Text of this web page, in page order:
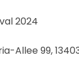
2024
Allee 99,